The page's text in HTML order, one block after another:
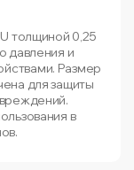
толщиной 0,25
давления и
Размер
для защиты
в